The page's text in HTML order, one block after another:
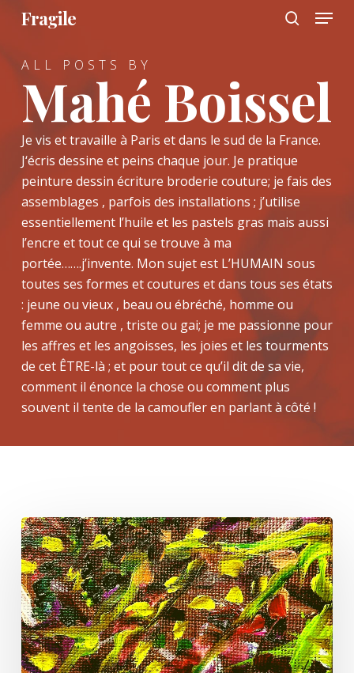
Skip
content
Fragile Menu
ALL POSTS BY
Mahé Boissel
Je vis et travaille à Paris et dans le sud de la France.
J‘écris dessine et peins chaque jour. Je pratique
peinture dessin écriture broderie couture; je fais des
assemblages , parfois des installations ; j’utilise
essentiellement l’huile et les pastels gras mais aussi
l’encre et tout ce qui se trouve à ma
portée…….j’invente. Mon sujet est L’HUMAIN sous
toutes ses formes et coutures et dans tous ses états
: jeune ou vieux , beau ou ébréché, homme ou
femme ou autre , triste ou gai; je me passionne pour
les affres et les angoisses, les joies et les tourments
de cet ÊTRE-là ; et pour tout ce qu’il dit de sa vie,
comment il énonce la chose ou comment plus
souvent il tente de la camoufler en parlant à côté !
Un
peu
de
Lacan
et
nous